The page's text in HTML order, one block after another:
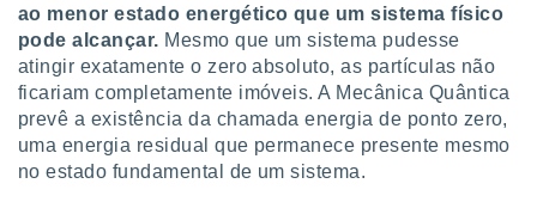
ao menor estado energético que um sistema físico
pode alcançar. Mesmo que um sistema pudesse
atingir exatamente o zero absoluto, as partículas não
ficariam completamente imóveis. A Mecânica Quântica
prevê a existência da chamada energia de ponto zero,
uma energia residual que permanece presente mesmo
no estado fundamental de um sistema.